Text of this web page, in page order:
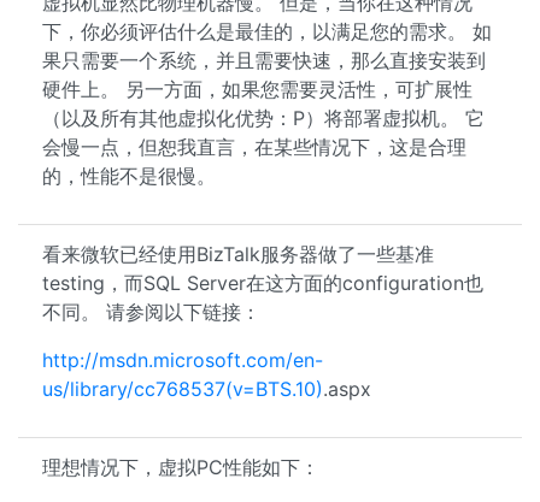
下，你必须评估什么是最佳的，以满足您的需求。 如
果只需要一个系统，并且需要快速，那么直接安装到
硬件上。 另一方面，如果您需要灵活性，可扩展性
（以及所有其他虚拟化优势：P）将部署虚拟机。 它
会慢一点，但恕我直言，在某些情况下，这是合理
的，性能不是很慢。
看来微软已经使用BizTalk服务器做了一些基准
testing，而SQL Server在这方面的configuration也
不同。 请参阅以下链接：
http://msdn.microsoft.com/en-
us/library/cc768537(v=BTS.10).aspx
理想情况下，虚拟PC性能如下：